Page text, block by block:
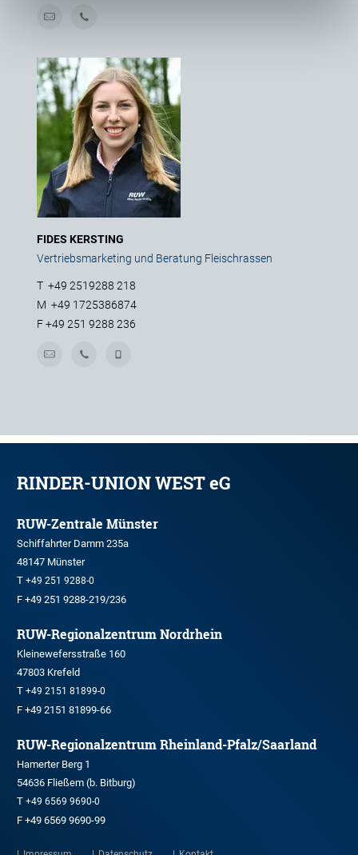
FIDES KERSTING
Vertriebsmarketing und Beratung Fleischrassen
T +49 2519288 218
M +49 1725386874
F+49 251 9288 236
RINDER-UNION WEST eG
RUW-Zentrale Münster
Schiffahrter Damm 235a
48147 Münster
T +49 251 9288-0
F +49 251 9288-219/236
RUW-Regionalzentrum Nordrhein
Kleinewefersstraße 160
47803 Krefeld
T +49 2151 81899-0
F +49 2151 81899-66
RUW-Regionalzentrum Rheinland-Pfalz/Saarland
Hamerter Berg 1
54636 Fließem (b. Bitburg)
T +49 6569 9690-0
F +49 6569 9690-99